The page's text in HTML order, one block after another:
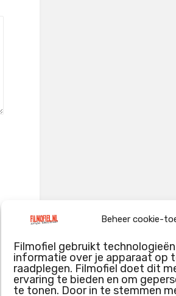
Beheer cookie-
Filmofiel gebruikt
informatie over je apparaat op
raadplegen. Filmofiel doet dit
ervaring te bieden en om
te tonen. Door in te stemmen